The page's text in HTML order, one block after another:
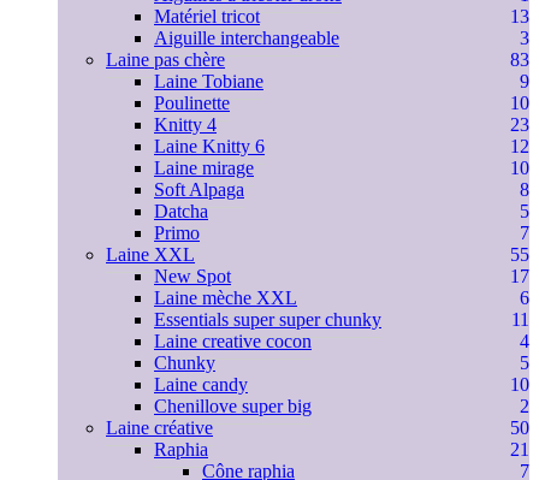
Matériel tricot
13
Aiguille interchangeable
3
Laine pas chère
83
Laine Tobiane
9
Poulinette
10
Knitty 4
23
Laine Knitty 6
12
Laine mirage
10
Soft Alpaga
8
Datcha
5
Primo
7
Laine XXL
55
New Spot
17
Laine mèche XXL
6
Essentials super super chunky
11
Laine creative cocon
4
Chunky
5
Laine candy
10
Chenillove super big
2
Laine créative
50
Raphia
21
Cône raphia
7